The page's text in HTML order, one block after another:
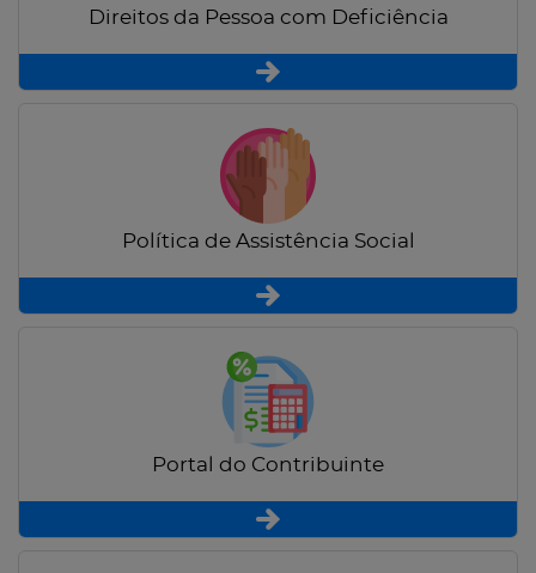
Direitos da Pessoa com Deficiência
Política de Assistência Social
Portal do Contribuinte